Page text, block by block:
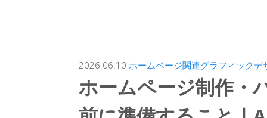
2026.06.10 ホームページ関連グラフィックデ
ホームページ制作・